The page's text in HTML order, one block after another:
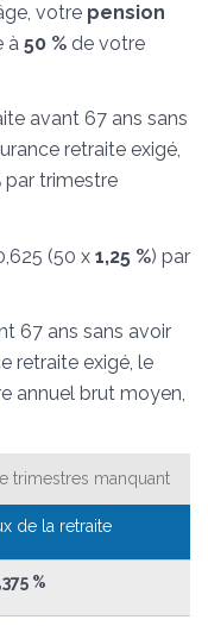
votre pension
à 50 % de votre
avant 67 ans sans
retraite exigé,
par trimestre
(50 x 1,25 %) par
67 ans sans avoir
retraite exigé, le
annuel brut moyen,
trimestres manquant
de la retraite
%